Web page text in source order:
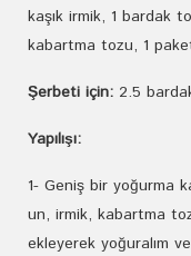
kaşık irmik, 1 bardak
kabartma tozu, 1
Şerbeti için: 2.5
Yapılışı:
1- Geniş bir yoğurma
un, irmik, kabartma
ekleyerek yoğuralım